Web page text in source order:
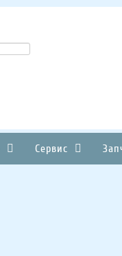
Сервис